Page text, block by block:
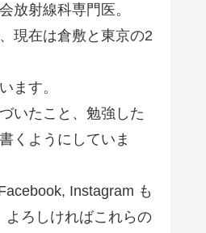
放射線科専門医。
現在は倉敷と東京の2
ます。
いたこと、勉強した
くようにしていま
Instagram も
よろしければこれらの